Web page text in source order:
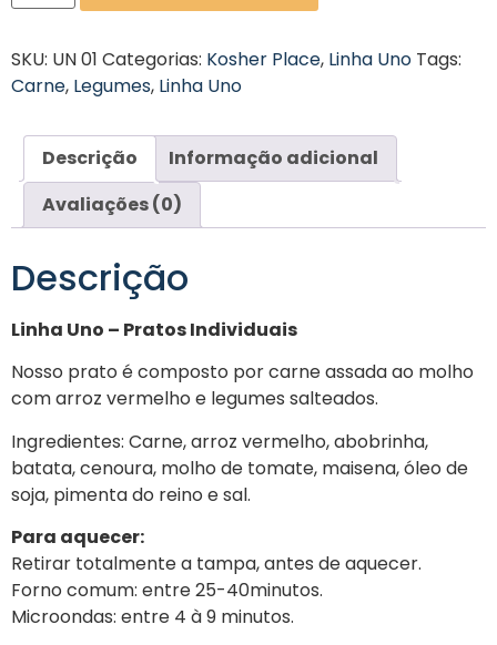
SKU: UN 01 Categorias: Kosher Place, Linha Uno Tags:
Carne, Legumes, Linha Uno
Descrição
Informação adicional
Avaliações (0)
Descrição
Linha Uno – Pratos Individuais
Nosso prato é composto por carne assada ao molho
com arroz vermelho e legumes salteados.
Ingredientes: Carne, arroz vermelho, abobrinha,
batata, cenoura, molho de tomate, maisena, óleo de
soja, pimenta do reino e sal.
Para aquecer:
Retirar totalmente a tampa, antes de aquecer.
Forno comum: entre 25-40minutos.
Microondas: entre 4 à 9 minutos.